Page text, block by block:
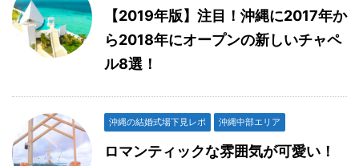
【2019年版】注目！沖縄に2017年か
ら2018年にオープンの新しいチャペ
ル8選！
沖縄の結婚式場下見レポ 沖縄中部エリア
ロマンティックな雰囲気が可愛い！